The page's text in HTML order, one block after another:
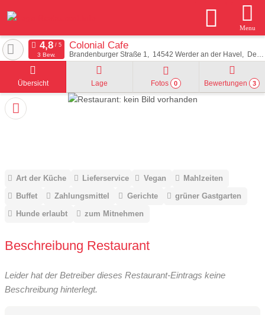
Menu
Colonial Cafe
Brandenburger Straße 1 14542 Werder an der Havel Deutschland
3 Bew.
Übersicht Lage Fotos 0 Bewertungen 3
Art der Küche Lieferservice Vegan
Mahlzeiten
Buffet
Zahlungsmittel Gerichte
grüner Gastgarten
Hunde erlaubt
zum Mitnehmen
Beschreibung Restaurant
Leider hat der Betreiber dieses Restaurant-Eintrags keine
Beschreibung hinterlegt.